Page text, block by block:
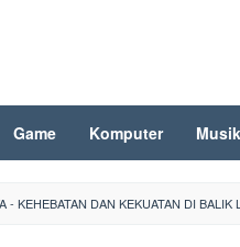
Game Komputer Musik
- KEHEBATAN DAN KEKUATAN DI BALIK